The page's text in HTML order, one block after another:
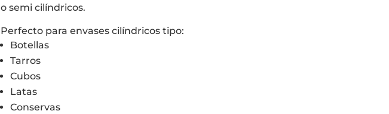
o semi cilíndricos.
Perfecto para envases cilíndricos tipo:
Botellas
Tarros
Cubos
Latas
Conservas